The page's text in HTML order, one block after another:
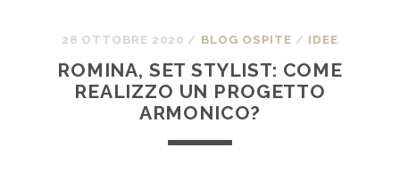
28 OTTOBRE 2020 / BLOG OSPITE / IDEE
ROMINA, SET STYLIST: COME
REALIZZO UN PROGETTO
ARMONICO?